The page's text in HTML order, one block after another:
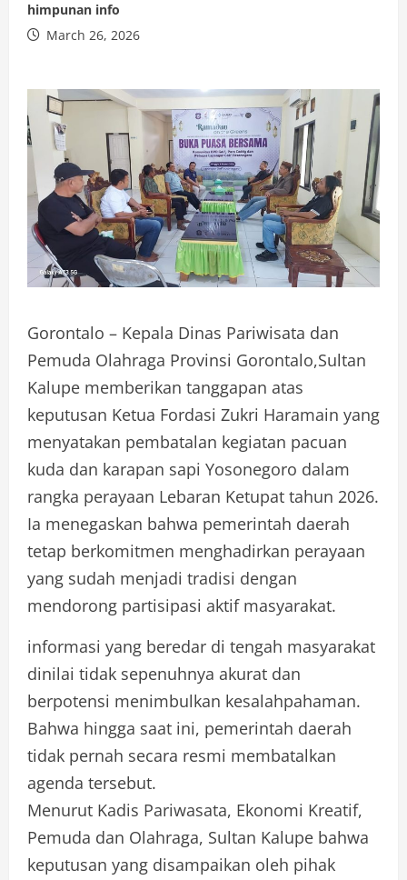
himpunan info
March 26, 2026
Gorontalo – Kepala Dinas Pariwisata dan
Pemuda Olahraga Provinsi Gorontalo,Sultan
Kalupe memberikan tanggapan atas
keputusan Ketua Fordasi Zukri Haramain yang
menyatakan pembatalan kegiatan pacuan
kuda dan karapan sapi Yosonegoro dalam
rangka perayaan Lebaran Ketupat tahun 2026.
Ia menegaskan bahwa pemerintah daerah
tetap berkomitmen menghadirkan perayaan
yang sudah menjadi tradisi dengan
mendorong partisipasi aktif masyarakat.
informasi yang beredar di tengah masyarakat
dinilai tidak sepenuhnya akurat dan
berpotensi menimbulkan kesalahpahaman.
Bahwa hingga saat ini, pemerintah daerah
tidak pernah secara resmi membatalkan
agenda tersebut.
Menurut Kadis Pariwasata, Ekonomi Kreatif,
Pemuda dan Olahraga, Sultan Kalupe bahwa
keputusan yang disampaikan oleh pihak